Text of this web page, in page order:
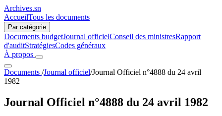
Archives.sn
AccueilTous les documents
Par catégorie
Documents budgetJournal officielConseil des ministresRapport
d'auditStratégiesCodes généraux
À propos
Documents /Journal officiel/Journal Officiel n°4888 du 24 avril
1982
Journal Officiel n°4888 du 24 avril 1982